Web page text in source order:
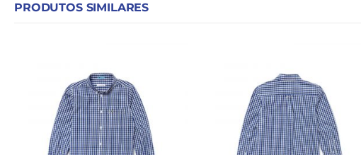
PRODUTOS SIMILARES